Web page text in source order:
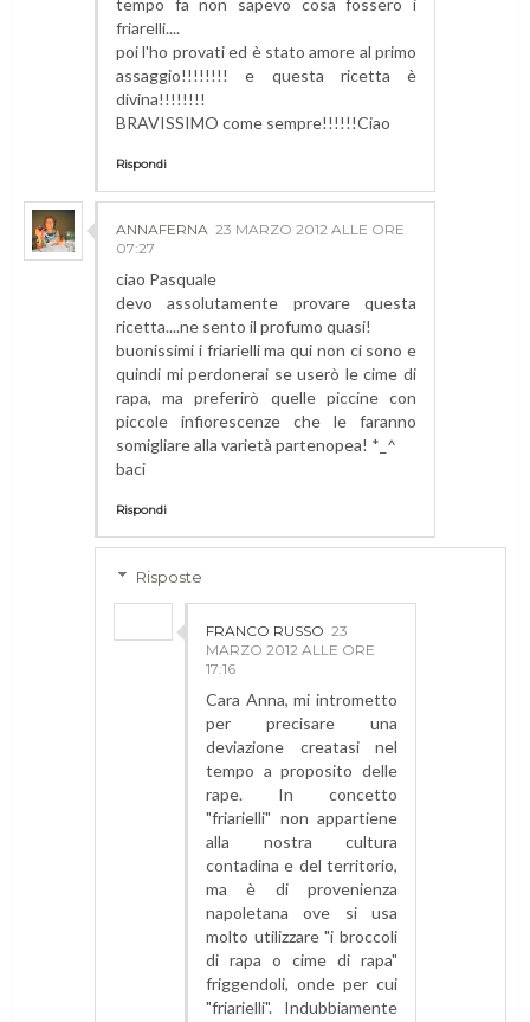
friarelli....
poi l'ho provati ed è stato amore al primo
assaggio!!!!!!!! e questa ricetta è
divina!!!!!!!!
BRAVISSIMO come sempre!!!!!!Ciao
Rispondi
ANNAFERNA 23 MARZO 2012 ALLE ORE
07:27
ciao Pasquale
devo assolutamente provare questa
ricetta....ne sento il profumo quasi!
buonissimi i friarielli ma qui non ci sono e
quindi mi perdonerai se userò le cime di
rapa, ma preferirò quelle piccine con
piccole infiorescenze che le faranno
somigliare alla varietà partenopea! *_^
baci
Rispondi
Risposte
FRANCO RUSSO 23
MARZO 2012 ALLE ORE
17:16
Cara Anna, mi intrometto
per precisare una
deviazione creatasi nel
tempo a proposito delle
rape. In concetto
"friarielli" non appartiene
alla nostra cultura
contadina e del territorio,
ma è di provenienza
napoletana ove si usa
molto utilizzare "i broccoli
di rapa o cime di rapa"
friggendoli, onde per cui
"friarielli". Indubbiamente